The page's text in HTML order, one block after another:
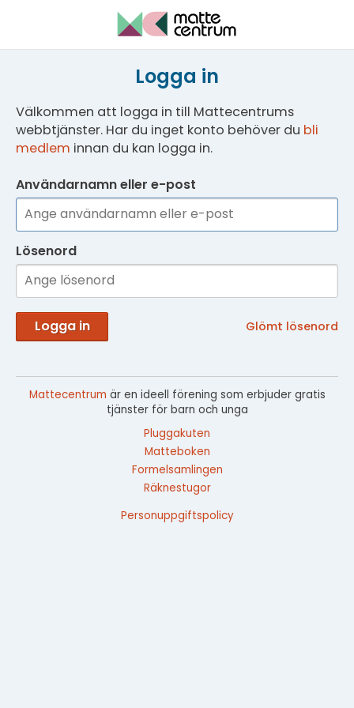
Logga in
Välkommen att logga in till Mattecentrums
webbtjänster. Har du inget konto behöver du bli
medlem innan du kan logga in.
Användarnamn eller e-post
Lösenord
Logga in Glömt lösenord
Mattecentrum är en ideell förening som erbjuder gratis
tjänster för barn och unga
Pluggakuten
Matteboken
Formelsamlingen
Räknestugor
Personuppgiftspolicy